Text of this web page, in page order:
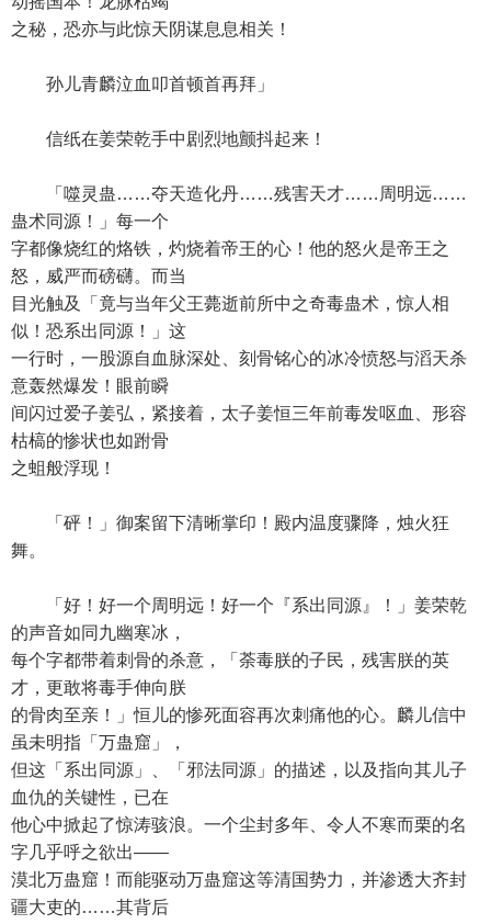
之秘，恐亦与此惊天阴谋息息相关！
孙儿青麟泣血叩首顿首再拜」
信纸在姜荣乾手中剧烈地颤抖起来！
「噬灵蛊……夺天造化丹……残害天才……周明远……
蛊术同源！」每一个
字都像烧红的烙铁，灼烧着帝王的心！他的怒火是帝王之
怒，威严而磅礴。而当
目光触及「竟与当年父王薨逝前所中之奇毒蛊术，惊人相
似！恐系出同源！」这
一行时，一股源自血脉深处、刻骨铭心的冰冷愤怒与滔天杀
意轰然爆发！眼前瞬
间闪过爱子姜弘，紧接着，太子姜恒三年前毒发呕血、形容
枯槁的惨状也如跗骨
之蛆般浮现！
「砰！」御案留下清晰掌印！殿内温度骤降，烛火狂
舞。
「好！好一个周明远！好一个『系出同源』！」姜荣乾
的声音如同九幽寒冰，
每个字都带着刺骨的杀意，「荼毒朕的子民，残害朕的英
才，更敢将毒手伸向朕
的骨肉至亲！」恒儿的惨死面容再次刺痛他的心。麟儿信中
虽未明指「万蛊窟」，
但这「系出同源」、「邪法同源」的描述，以及指向其儿子
血仇的关键性，已在
他心中掀起了惊涛骇浪。一个尘封多年、令人不寒而栗的名
字几乎呼之欲出——
漠北万蛊窟！而能驱动万蛊窟这等清国势力，并渗透大齐封
疆大吏的……其背后